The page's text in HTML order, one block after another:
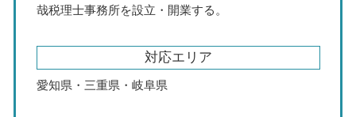
哉税理士事務所を設立・開業する。
対応エリア
愛知県・三重県・岐阜県